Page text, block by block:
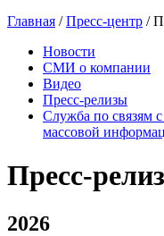
Главная /Пресс-центр /
Новости
СМИ о компании
Видео
Пресс-релизы
Служба по связям
массовой
Пресс-
2026